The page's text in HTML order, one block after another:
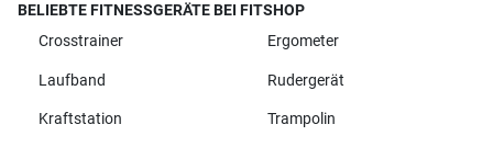
BELIEBTE FITNESSGERÄTE BEI FITSHOP
Crosstrainer
Ergometer
Laufband Rudergerät
Kraftstation Trampolin